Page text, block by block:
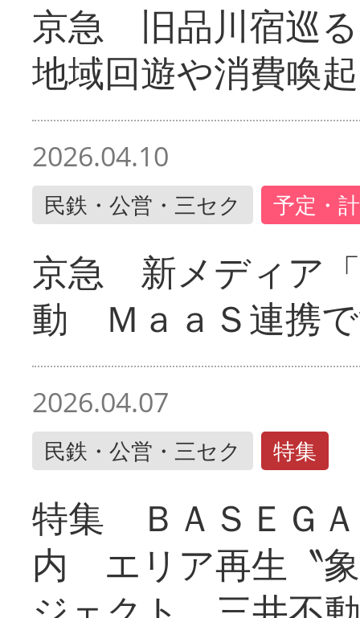
京急 旧品川宿巡
地域回遊や消費喚起
2026.04.10
民鉄・公営・三セク 予定・
京急 新メディア
動 ＭａａＳ連携
2026.04.07
民鉄・公営・三セク 特集
特集 ＢＡＳＥＧ
内 エリア再生〝